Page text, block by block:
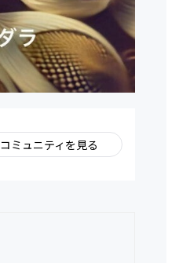
コミュニティを見る